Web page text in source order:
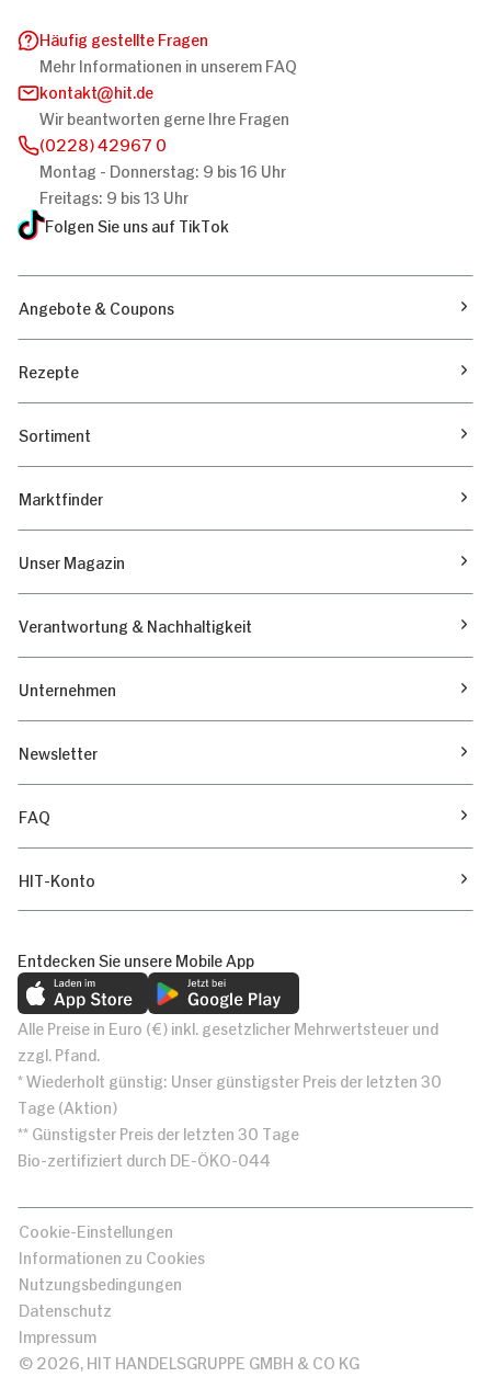
Häufig gestellte Fragen
Mehr Informationen in unserem FAQ
kontakt
hit.de
Wir beantworten gerne Ihre Fragen
(0228) 42967 0
Montag - Donnerstag: 9 bis 16 Uhr
Freitags: 9 bis 13 Uhr
Folgen Sie uns auf TikTok
Angebote & Coupons
Rezepte
Sortiment
Marktfinder
Unser Magazin
Verantwortung & Nachhaltigkeit
Unternehmen
Newsletter
FAQ
HIT-Konto
Entdecken Sie unsere Mobile App
Alle Preise in Euro (€) inkl. gesetzlicher Mehrwertsteuer und
zzgl. Pfand.
* Wiederholt günstig: Unser günstigster Preis der letzten 30
Tage (Aktion)
** Günstigster Preis der letzten 30 Tage
Bio-zertifiziert durch DE-ÖKO-044
Cookie-Einstellungen
Informationen zu Cookies
Nutzungsbedingungen
Datenschutz
Impressum
© 2026, HIT HANDELSGRUPPE GMBH & CO KG